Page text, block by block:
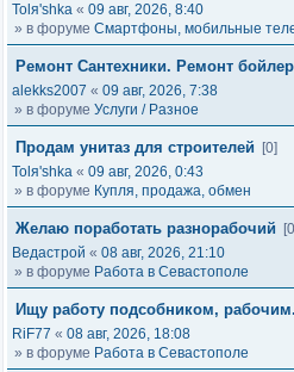
Tolя'shka « 09 авг, 2026, 8:40
» в форуме Смартфоны, мобильные
Ремонт Сантехники. Ремонт
alekks2007 « 09 авг, 2026, 7:38
» в форуме Услуги / Разное
Продам унитаз для строителей
[0]
Tolя'shka « 09 авг, 2026, 0:43
» в форуме Купля, продажа, обмен
Желаю поработать разнорабочий
Ведастрой « 08 авг, 2026, 21:10
» в форуме Работа в Севастополе
Ищу работу подсобником, рабочим.
RiF77 « 08 авг, 2026, 18:08
» в форуме Работа в Севастополе